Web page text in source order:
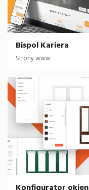
Bispol Kariera
Strony www
Konfigurator okien